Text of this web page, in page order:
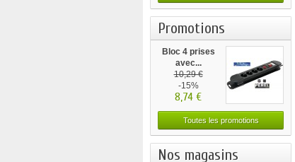
Promotions
Bloc 4 prises
avec...
10,29 €
-15%
8,74 €
Toutes les promotions
Nos magasins